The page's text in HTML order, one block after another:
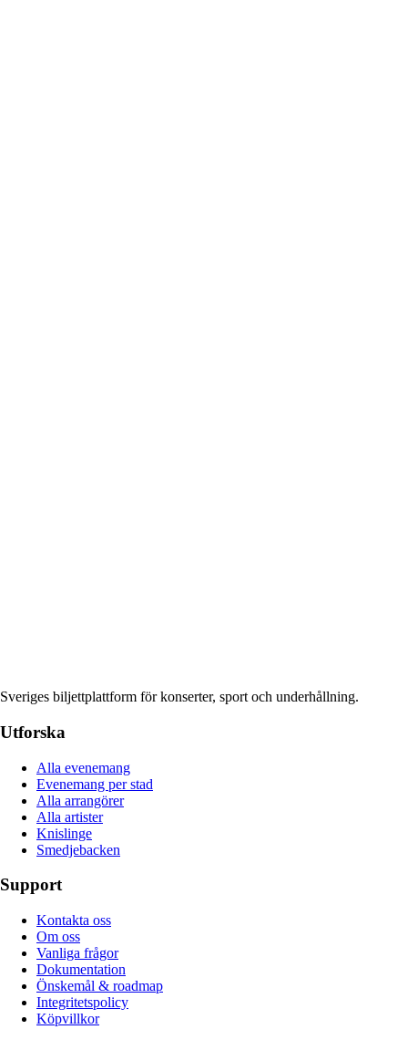
Sveriges biljettplattform för konserter, sport och underhållning.
Utforska
Alla evenemang
Evenemang per stad
Alla arrangörer
Alla artister
Knislinge
Smedjebacken
Support
Kontakta oss
Om oss
Vanliga frågor
Dokumentation
Önskemål & roadmap
Integritetspolicy
Köpvillkor